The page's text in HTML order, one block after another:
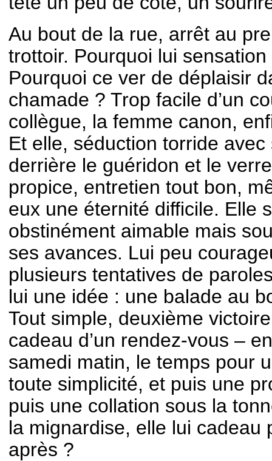
Au bout de la rue, arrêt au
trottoir. Pourquoi lui
Pourquoi ce ver de déplaisir
chamade ? Trop facile d’un
collègue, la femme canon,
Et elle, séduction torride
derrière le guéridon et le
propice, entretien tout bon,
eux une éternité difficile. Elle
obstinément aimable mais
ses avances. Lui peu
plusieurs tentatives de
lui une idée : une balade au
Tout simple, deuxième
cadeau d’un rendez-vous –
samedi matin, le temps pour
toute simplicité, et puis une
puis une collation sous la
la mignardise, elle lui cadeau
après ?